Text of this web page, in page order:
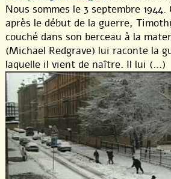
Nous sommes le 3 septembre
après le début de la guerre,
couché dans son berceau à la
(Michael Redgrave) lui raconte la
laquelle il vient de naître. Il lui (...)